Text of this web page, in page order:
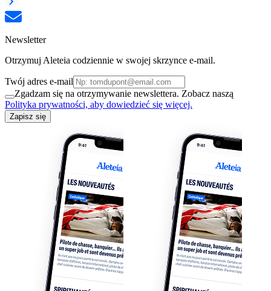
Newsletter
Otrzymuj Aleteia codziennie w swojej skrzynce e-mail.
Twój adres e-mail
Zgadzam się na otrzymywanie newslettera. Zobacz naszą
Polityka prywatności, aby dowiedzieć się więcej.
Zapisz się